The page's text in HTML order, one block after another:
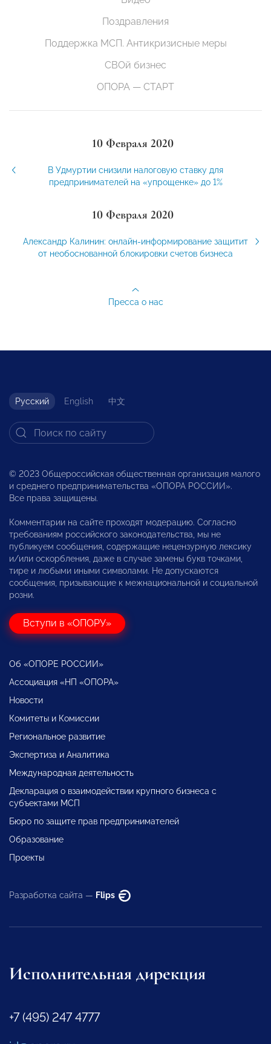
Поздравления
Поддержка МСП. Антикризисные меры
СВОй бизнес
ОПОРА — СТАРТ
10 Февраля 2020
В Удмуртии снизили налоговую ставку для
предпринимателей на «упрощенке» до 1%
10 Февраля 2020
Александр Калинин: онлайн-информирование защитит
от необоснованной блокировки счетов бизнеса
Пресса о нас
Русский English 中文
© 2023 Общероссийская общественная организация малого
и среднего предпринимательства «ОПОРА РОССИИ».
Все права защищены.
Комментарии на сайте проходят модерацию. Согласно
требованиям российского законодательства, мы не
публикуем сообщения, содержащие нецензурную лексику
и/или оскорбления, даже в случае замены букв точками,
тире и любыми иными символами. Не допускаются
сообщения, призывающие к межнациональной и социальной
розни.
Вступи в «ОПОРУ»
Об «ОПОРЕ РОССИИ»
Ассоциация «НП «ОПОРА»
Новости
Комитеты и Комиссии
Региональное развитие
Экспертиза и Аналитика
Международная деятельность
Декларация о взаимодействии крупного бизнеса с
субъектами МСП
Бюро по защите прав предпринимателей
Образование
Проекты
Разработка сайта — Flips
Исполнительная дирекция
+7 (495) 247 4777